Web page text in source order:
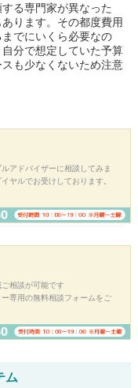
る専門家が異なった
ります。その都度費用
でにいくら必要なの
分で想定していた予算
も少なくないため注意
アドバイザーに相談してみま
ヤルでお受けしております。
相談が可能です
専用の無料相談フォームをご
ム